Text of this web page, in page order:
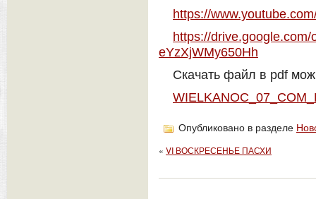
https://
https://
eYzXjWMy650Hh
Скачать файл в pdf
Опубликовано в разделе
« VI ВОСКРЕСЕНЬЕ ПАСХИ